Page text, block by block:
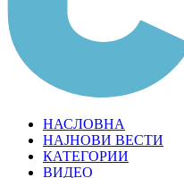
НАСЛОВНА
НАЈНОВИ ВЕСТИ
КАТЕГОРИИ
ВИДЕО